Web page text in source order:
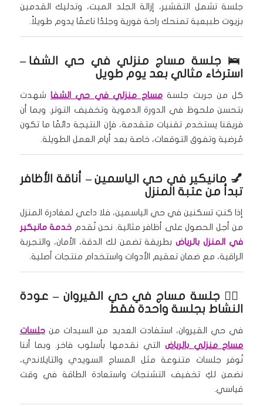
جلسة تشمل التقشير، إزالة الجلد الميت، وتدليك القدمين
بزيوت طبيعية تمنحك راحة فورية وجلدًا ناعمًا يدوم طويلاً.
🛌 جلسة مساج منزلي في حي الشفا –
استرخاء مثالي بعد يوم طويل
كل من جربت جلسةمساج منزلي في حي الشفاشهدت
بتحسن ملحوظ في الدورة الدموية وتخفيف التوتر. وبما أن
فريقنا يستخدم تقنيات متقدمة، فإن النتيجة دائمًا ما تكون
مُرضية وتفوق التوقعات، خاصة بعد أيام العمل الطويلة.
💅 مانيكير في حي الياسمين– أناقة الأظافر
تبدأ من عتبة المنزل
إذا كنتِ تسكنين في حي الياسمين، فلا داعي لمغادرة المنزل
من أجل الحصول على أظافر مثالية. نحن نُقدم خدمة مانيكير
في المنزل بالرياضبطريقة تضمن لك الدقة، الأمان، والتجربة
الراقية، مع ضمان تعقيم الأدوات واستخدام منتجات أصلية.
🧖‍♀️ جلسة مساج في حي القيروان – عودة
النشاط بجلسة واحدة فقط
في حي القيروان، استفادت العديد من السيدات منجلسات
مساج منزلي بالرياض التي نقدمها بأسلوب فاخر. وبما أننا
نُوفر جلسات متنوعة مثل المساج السويدي والتايلاندي،
نضمن لكِ تخفيف التشنجات واستعادة الطاقة في وقت
قياسي.